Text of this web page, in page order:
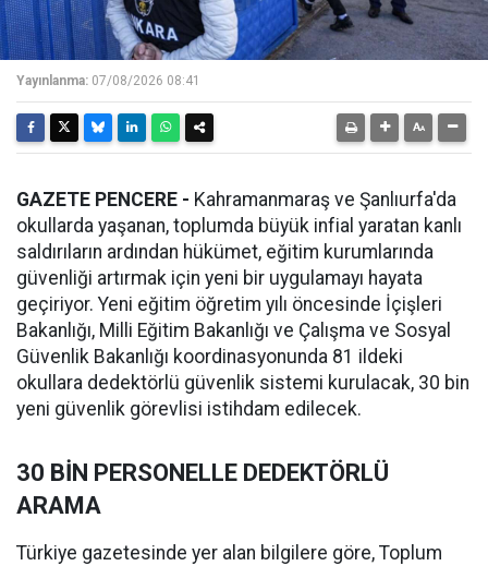
Yayınlanma: 07/08/2026 08:41
GAZETE PENCERE - Kahramanmaraş ve Şanlıurfa'da
okullarda yaşanan, toplumda büyük infial yaratan kanlı
saldırıların ardından hükümet, eğitim kurumlarında
güvenliği artırmak için yeni bir uygulamayı hayata
geçiriyor. Yeni eğitim öğretim yılı öncesinde İçişleri
Bakanlığı, Milli Eğitim Bakanlığı ve Çalışma ve Sosyal
Güvenlik Bakanlığı koordinasyonunda 81 ildeki
okullara dedektörlü güvenlik sistemi kurulacak, 30 bin
yeni güvenlik görevlisi istihdam edilecek.
30 BİN PERSONELLE DEDEKTÖRLÜ
ARAMA
Türkiye gazetesinde yer alan bilgilere göre, Toplum